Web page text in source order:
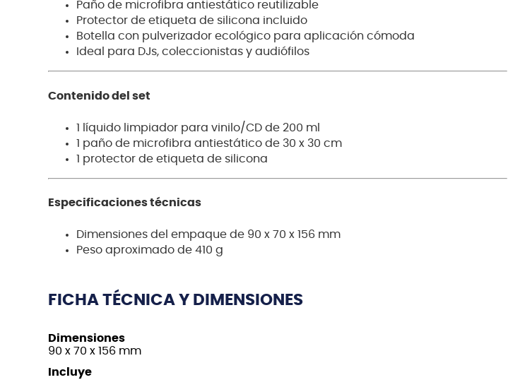
Paño de microfibra antiestático reutilizable
Protector de etiqueta de silicona incluido
Botella con pulverizador ecológico para aplicación cómoda
Ideal para DJs, coleccionistas y audiófilos
Contenido del set
1 líquido limpiador para vinilo/CD de 200 ml
1 paño de microfibra antiestático de 30 x 30 cm
1 protector de etiqueta de silicona
Especificaciones técnicas
Dimensiones del empaque de 90 x 70 x 156 mm
Peso aproximado de 410 g
FICHA TÉCNICA Y DIMENSIONES
Dimensiones
90 x 70 x 156 mm
Incluye